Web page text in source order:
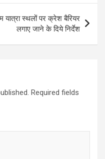
यात्रा स्थलों पर क्रेश बैरियर
लगाए जाने के दिये निर्देश
Required fields